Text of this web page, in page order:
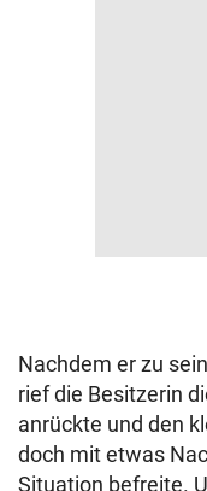
Nachdem er zu
rief die Besitzerin
anrückte und den
doch mit etwas
Situation befreite.